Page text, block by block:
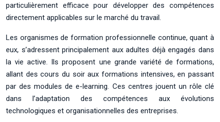
particulièrement efficace pour développer des compétences
directement applicables sur le marché du travail.
Les organismes de formation professionnelle continue, quant à
eux, s’adressent principalement aux adultes déjà engagés dans
la vie active. Ils proposent une grande variété de formations,
allant des cours du soir aux formations intensives, en passant
par des modules de e-learning. Ces centres jouent un rôle clé
dans l’adaptation des compétences aux évolutions
technologiques et organisationnelles des entreprises.